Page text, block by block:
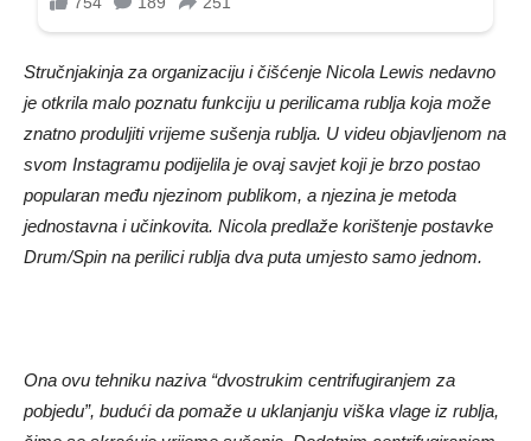
Stručnjakinja za organizaciju i čišćenje Nicola Lewis nedavno
je otkrila malo poznatu funkciju u perilicama rublja koja može
znatno produljiti vrijeme sušenja rublja. U videu objavljenom na
svom Instagramu podijelila je ovaj savjet koji je brzo postao
popularan među njezinom publikom, a njezina je metoda
jednostavna i učinkovita. Nicola predlaže korištenje postavke
Drum/Spin na perilici rublja dva puta umjesto samo jednom.
Ona ovu tehniku ​​naziva “dvostrukim centrifugiranjem za
pobjedu”, budući da pomaže u uklanjanju viška vlage iz rublja,